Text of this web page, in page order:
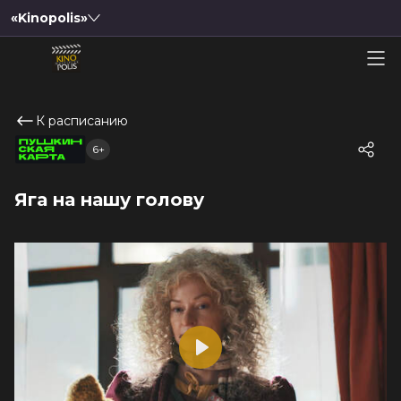
«Kinopolis»
К расписанию
Яга на нашу голову
6+
Play